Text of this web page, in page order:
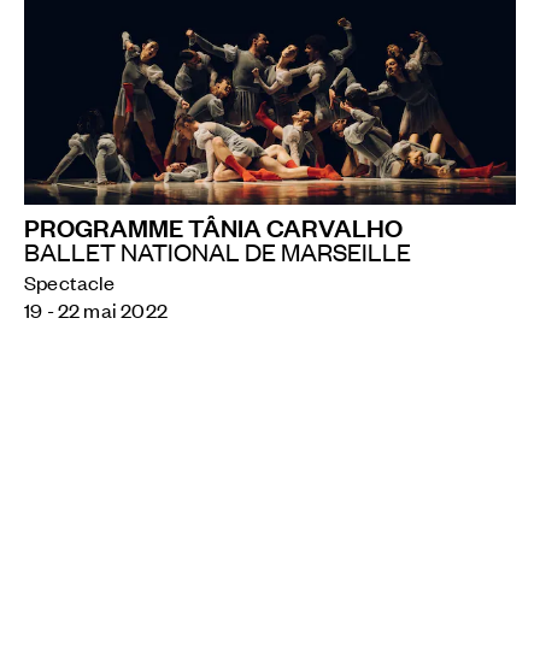
PROGRAMME TÂNIA CARVALHO
BALLET NATIONAL DE MARSEILLE
Spectacle
19 - 22 mai 2022